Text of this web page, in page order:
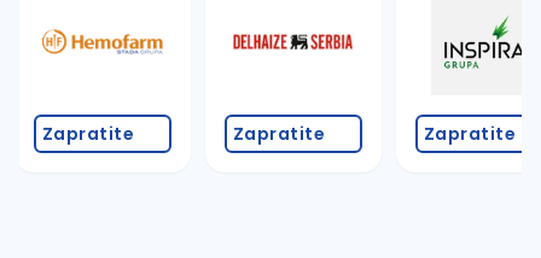
Zapratite Zapratite Zapratite